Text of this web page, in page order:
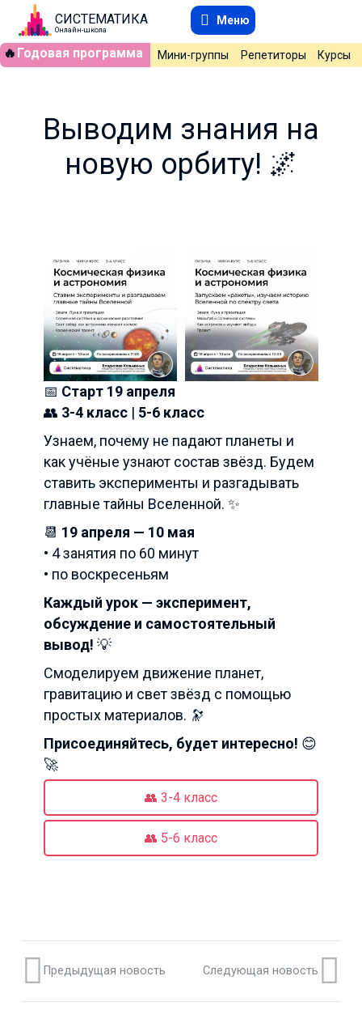
СИСТЕМАТИКА
Онлайн-школа
Меню
🔥 Годовая программа Мини-группы Репетиторы Курсы
Выводим знания на
новую орбиту! 🌌
📅 Старт 19 апреля
👥 3-4 класс | 5-6 класс
Узнаем, почему не падают планеты и
как учёные узнают состав звёзд. Будем
ставить эксперименты и разгадывать
главные тайны Вселенной. ✨
📆 19 апреля — 10 мая
• 4 занятия по 60 минут
• по воскресеньям
Каждый урок — эксперимент,
обсуждение и самостоятельный
вывод! 💡
Смоделируем движение планет,
гравитацию и свет звёзд с помощью
простых материалов. 🔭
Присоединяйтесь, будет интересно! 😊
🚀
👥 3-4 класс
👥 5-6 класс
Предыдущая новость Следующая новость